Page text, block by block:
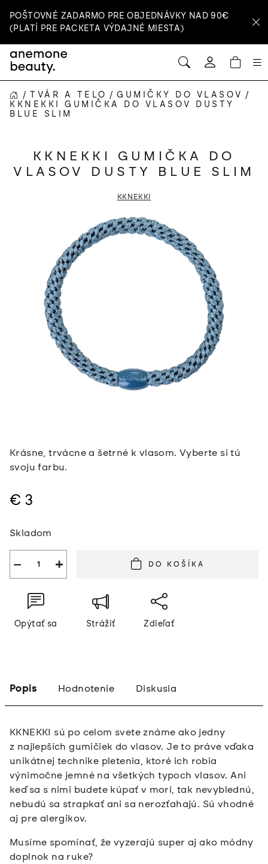
na
obsah
POŠTOVNÉ ZADARMO PRE OBJEDNÁVKY NAD 90€
(PLATÍ PRE PACKETA VÝDAJNÉ MIESTA)
HĽADAŤ
Prihlásenie
DOMOV
/ TVÁR A TELO / GUMIČKY DO VLASOV /
KKNEKKI GUMIČKA DO VLASOV DUSTY
BLUE SLIM
Krásne, trvácne a šetrné k vlasom. Vyberte si tú
svoju farbu.
€3
cena:
Skladom
+
− DO KOŠÍKA
Opýtať sa Strážiť Zdieľať
KKNEKKI GUMIČKA DO
VLASOV DUSTY BLUE SLIM
KKNEKKI
Popis Hodnotenie Diskusia
KKNEKKI sú po celom svete známe ako jedny
z najlepších gumičiek do vlasov. Je to práve vďaka
unikátnej technike pletenia, ktoré ich robia
výnimočne jemné na všetkých typoch vlasov. Ani
keď sa s nimi budete kúpať v mori, tak nevyblednú,
nebudú sa strapkať ani sa nerozťahajú. Sú vhodné
aj pre alergikov.
Musíme spomínať, že vyzerajú super aj ako módny
doplnok na ruke?